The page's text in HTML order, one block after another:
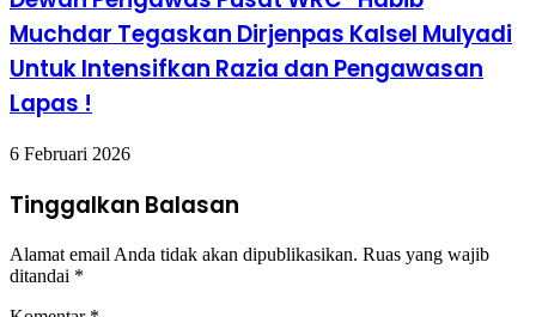
Muchdar Tegaskan Dirjenpas Kalsel Mulyadi
Untuk Intensifkan Razia dan Pengawasan
Lapas !
6 Februari 2026
Tinggalkan Balasan
Alamat email Anda tidak akan dipublikasikan. Ruas yang wajib
ditandai *